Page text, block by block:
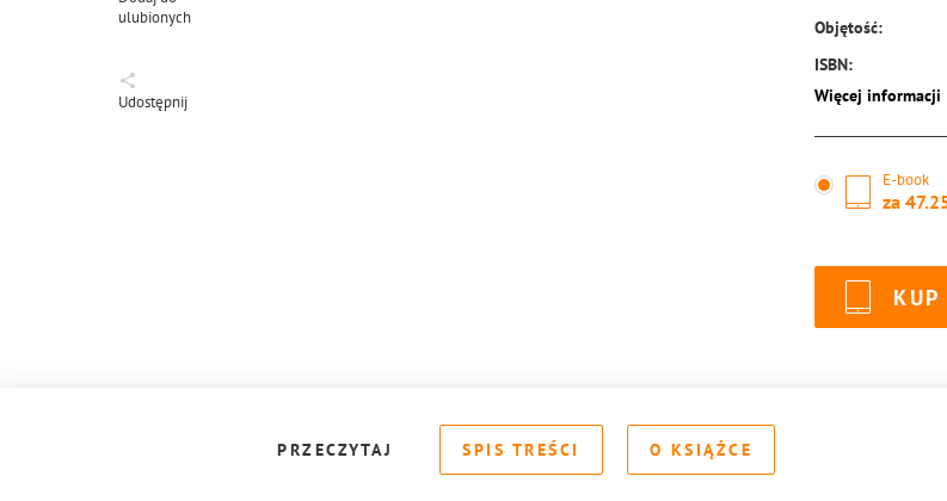
ulubionych
Udostępnij
Objętość:
ISBN:
Więcej informacji
E-book
za
PRZECZYTAJ SPIS TREŚCI O KSIĄŻCE